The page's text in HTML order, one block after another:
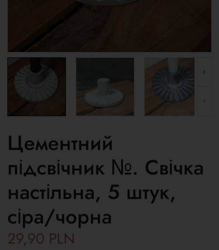
Цементний
підсвічник №. Свічка
настільна, 5 штук,
сіра/чорна
29,90 PLN